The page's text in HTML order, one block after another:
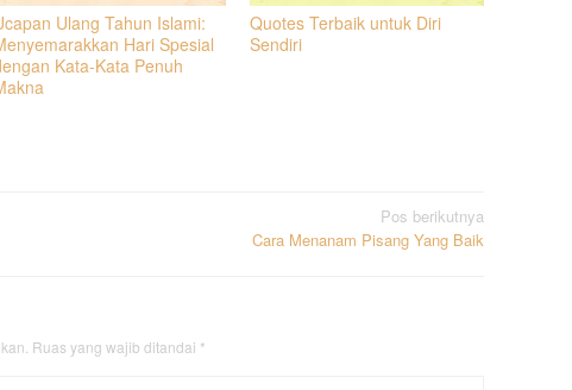
Ulang Tahun Islami:
Hari Spesial
Kata-Kata Penuh
Quotes Terbaik untuk Diri
Sendiri
Pos berikutnya
Cara Menanam Pisang Yang Baik
Ruas yang wajib ditandai *